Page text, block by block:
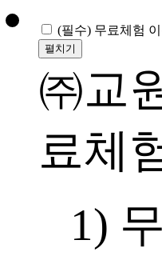
(필수) 무료체험
펼치기
㈜교
료체
1)